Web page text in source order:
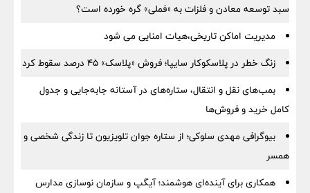
سبد توسعه معادن و فلزات به «فملی» گره خورده است؟
مدیریت اماکن تاریخی،هیات امنایی می شود
زنگ خطر در پلاسکوکار سایپا؛ فروش «پلاسک» ۴۵ درصد سقوط کرد
بمب‌های نقل و انتقال، ستاره‌های در آستانه جابه‌جایی و جدول
کامل خرید و فروش‌ها
بیوگرافی مهدی سلوکی؛ از ستاره جوان تلویزیون تا زندگی شخصی و
همسر
همکاری برای آینده‌ای هوشمند؛ آیگپ و سازمان نوسازی مدارس